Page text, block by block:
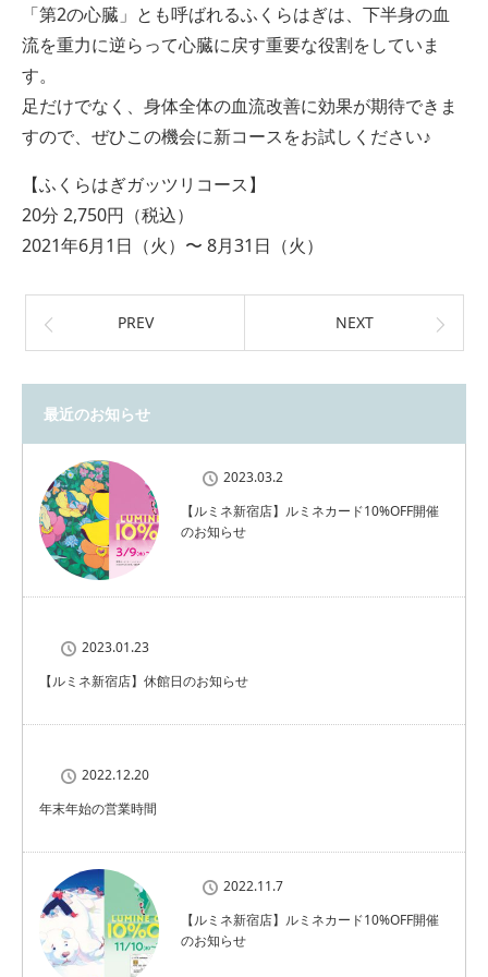
「第2の心臓」とも呼ばれるふくらはぎは、下半身の血
流を重力に逆らって心臓に戻す重要な役割をしていま
す。
足だけでなく、身体全体の血流改善に効果が期待できま
すので、ぜひこの機会に新コースをお試しください♪
【ふくらはぎガッツリコース】
20分 2,750円（税込）
2021年6月1日（火）〜 8月31日（火）
PREV NEXT
最近のお知らせ
2023.03.2
【ルミネ新宿店】ルミネカード10%OFF開催
のお知らせ
2023.01.23
【ルミネ新宿店】休館日のお知らせ
2022.12.20
年末年始の営業時間
2022.11.7
【ルミネ新宿店】ルミネカード10%OFF開催
のお知らせ